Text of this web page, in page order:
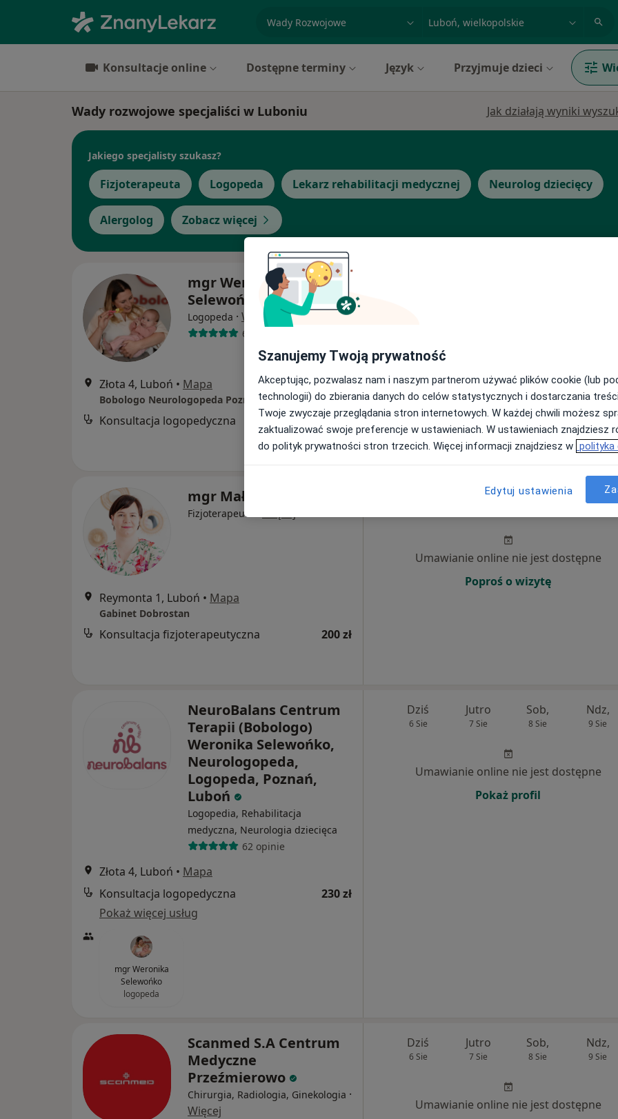
miasto lub dzielnica
Konsultacje online Dostępne terminy Język Przyjmuje dzieci
Wady rozwojowe specjaliści w Luboniu Jak działają wyniki
Jakiego specjalisty szukasz?
Fizjoterapeuta Logopeda Lekarz rehabilitacji medycznej Neurolog dziecięcy
Alergolog Zobacz więcej
mgr Weronika
Selewońko
Logopeda · Więcej
64 opinie
Złota 4, Luboń • Mapa
Bobologo Neurologopeda Poznań Weronika Selewońko
Konsultacja logopedyczna 230 zł
mgr Małgorzata Maul
Fizjoterapeuta
Reymonta 1, Luboń • Mapa
Gabinet Dobrostan
Konsultacja fizjoterapeutyczna 200 zł
Jutro Sob, Ndz,
Umawianie online nie jest dostępne
Poproś o wizytę
NeuroBalans Centrum
Terapii (Bobologo)
Weronika Selewońko,
Neurologopeda,
Logopeda, Poznań,
Luboń
Logopedia, Rehabilitacja
medyczna, Neurologia dziecięca
62 opinie
Złota 4, Luboń • Mapa
Konsultacja logopedyczna
230 zł
Pokaż więcej usług
mgr Weronika
Selewońko
logopeda
Dziś
6 Sie
Jutro
7 Sie
Sob,
8 Sie
Ndz,
9 Sie
Umawianie online nie jest dostępne
Pokaż profil
Scanmed S.A Centrum
Medyczne
Przeźmierowo
Chirurgia, Radiologia, Ginekologia ·
Więcej
Dziś
6 Sie
Jutro
7 Sie
Sob,
8 Sie
Ndz,
9 Sie
Umawianie online nie jest dostępne
Szanujemy Twoją prywatność
Akceptując, pozwalasz nam i naszym partnerom używać plików cookie (lub
technologii) do zbierania danych do celów statystycznych i dostarczania
Twoje zwyczaje przeglądania stron internetowych. W każdej chwili możesz
zaktualizować swoje preferencje w ustawieniach. W ustawieniach znajdziesz
do polityk prywatności stron trzecich. Więcej informacji znajdziesz w polityka
Edytuj ustawienia